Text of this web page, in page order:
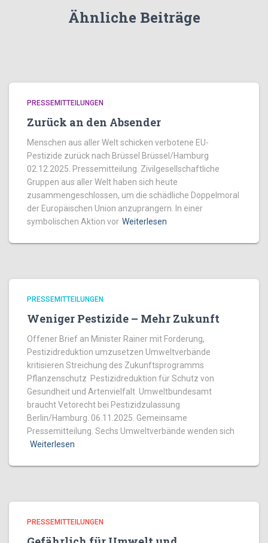
Ähnliche Beiträge
PRESSEMITTEILUNGEN
Zurück an den Absender
Menschen aus aller Welt schicken verbotene EU-
Pestizide zurück nach Brüssel Brüssel/Hamburg
02.12.2025. Pressemitteilung. Zivilgesellschaftliche
Gruppen aus aller Welt haben sich heute
zusammengeschlossen, um die schädliche Doppelmoral
der Europäischen Union anzuprangern. In einer
symbolischen Aktion vor Weiterlesen
PRESSEMITTEILUNGEN
Weniger Pestizide – Mehr Zukunft
Offener Brief an Minister Rainer mit Forderung,
Pestizidreduktion umzusetzen Umweltverbände
kritisieren Streichung des Zukunftsprogramms
Pflanzenschutz Pestizidreduktion für Schutz von
Gesundheit und Artenvielfalt Umweltbundesamt
braucht Vetorecht bei Pestizidzulassung
Berlin/Hamburg. 06.11.2025. Gemeinsame
Pressemitteilung. Sechs Umweltverbände wenden sich
Weiterlesen
PRESSEMITTEILUNGEN